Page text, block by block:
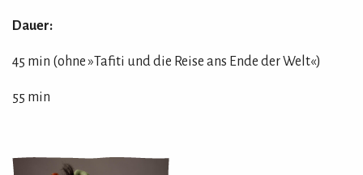
Dauer:
45 min (ohne »Tafiti und die Reise ans Ende der Welt«)
55 min